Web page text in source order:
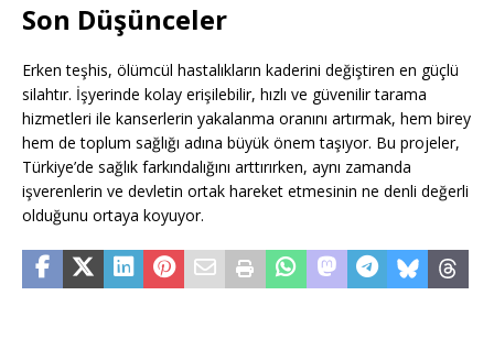
Son Düşünceler
Erken teşhis, ölümcül hastalıkların kaderini değiştiren en güçlü
silahtır. İşyerinde kolay erişilebilir, hızlı ve güvenilir tarama
hizmetleri ile kanserlerin yakalanma oranını artırmak, hem birey
hem de toplum sağlığı adına büyük önem taşıyor. Bu projeler,
Türkiye’de sağlık farkındalığını arttırırken, aynı zamanda
işverenlerin ve devletin ortak hareket etmesinin ne denli değerli
olduğunu ortaya koyuyor.